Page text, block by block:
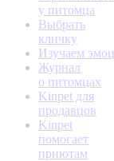
у питомца
Выбрать
кличку
Изучаем
Журнал
о питомцах
Kinpet для
продавцов
Kinpet
помогает
приютам